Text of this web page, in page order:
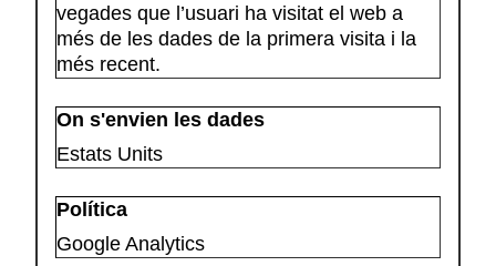
vegades que l’usuari ha visitat el web a
més de les dades de la primera visita i la
més recent.
Estats Units
Google Analytics